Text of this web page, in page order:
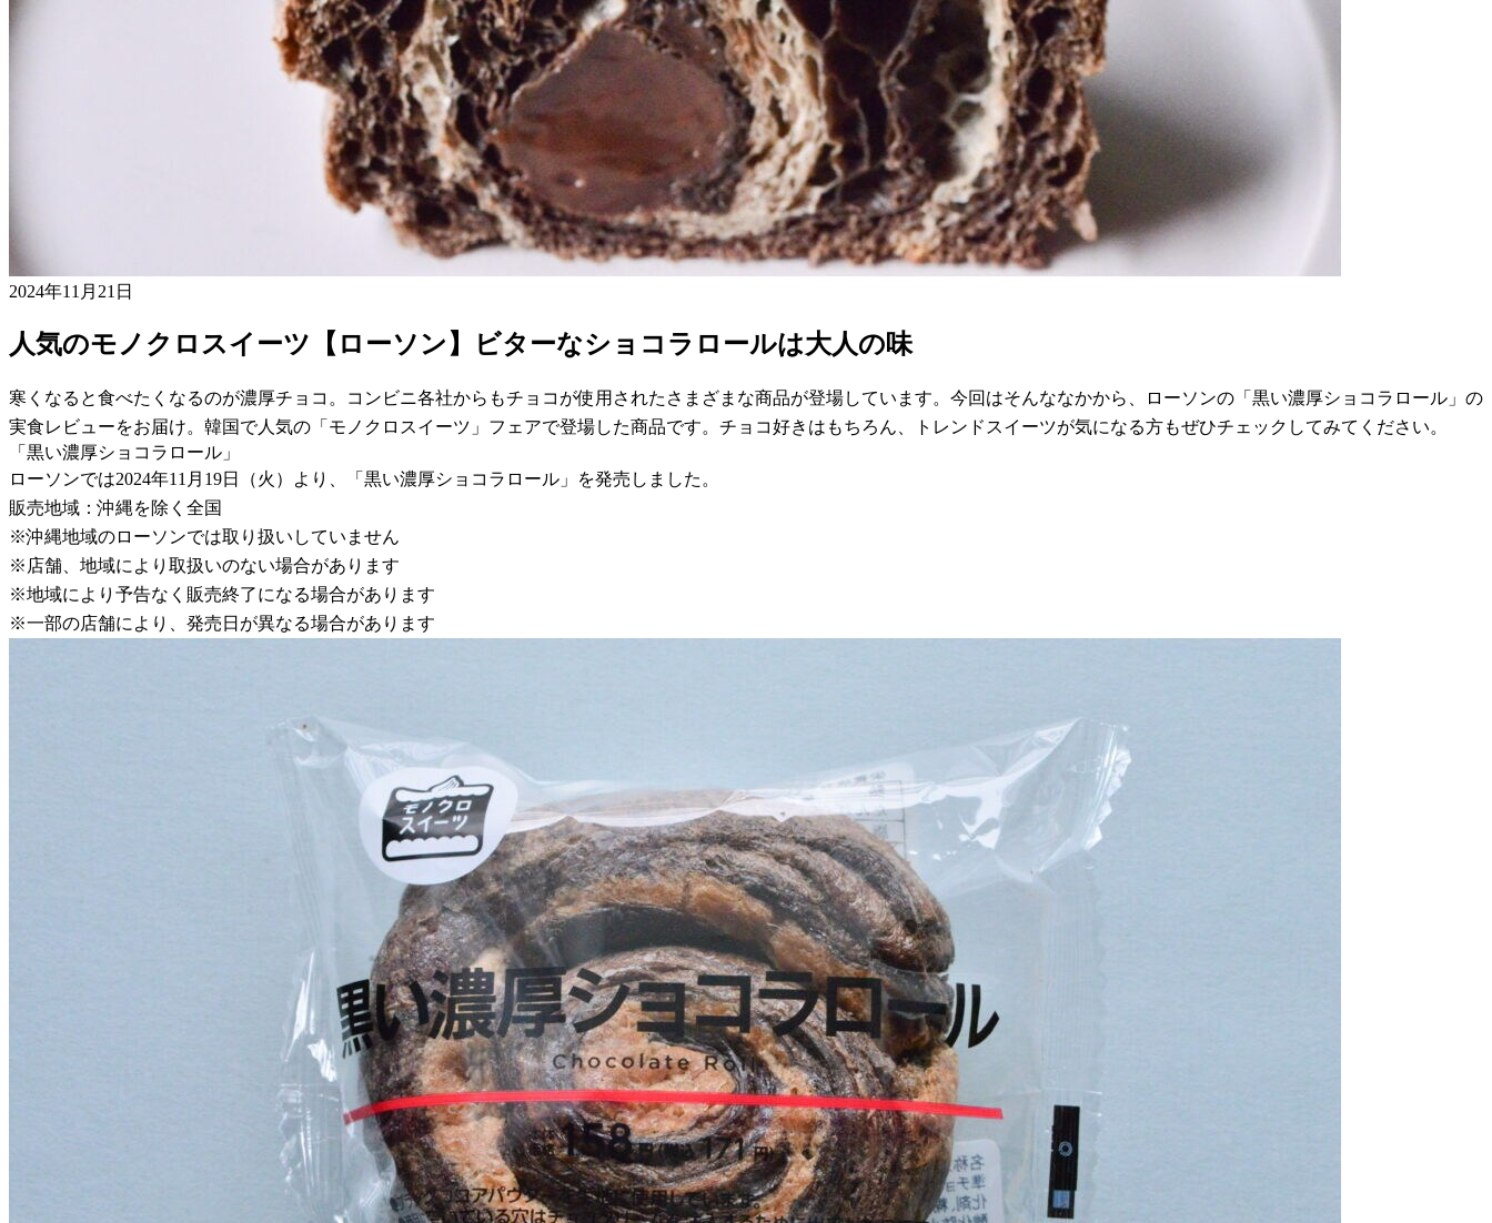
2024年11月21日
人気のモノクロスイーツ【ローソン】ビターなショコラロールは大人の味
寒くなると食べたくなるのが濃厚チョコ。コンビニ各社からもチョコが使用されたさまざまな商品が登場しています。今回はそんななかから、ローソンの「黒い濃厚ショコラロール」の
実食レビューをお届け。韓国で人気の「モノクロスイーツ」フェアで登場した商品です。チョコ好きはもちろん、トレンドスイーツが気になる方もぜひチェックしてみてください。
「黒い濃厚ショコラロール」
ローソンでは2024年11月19日（火）より、「黒い濃厚ショコラロール」を発売しました。
販売地域：沖縄を除く全国
※沖縄地域のローソンでは取り扱いしていません
※店舗、地域により取扱いのない場合があります
※地域により予告なく販売終了になる場合があります
※一部の店舗により、発売日が異なる場合があります